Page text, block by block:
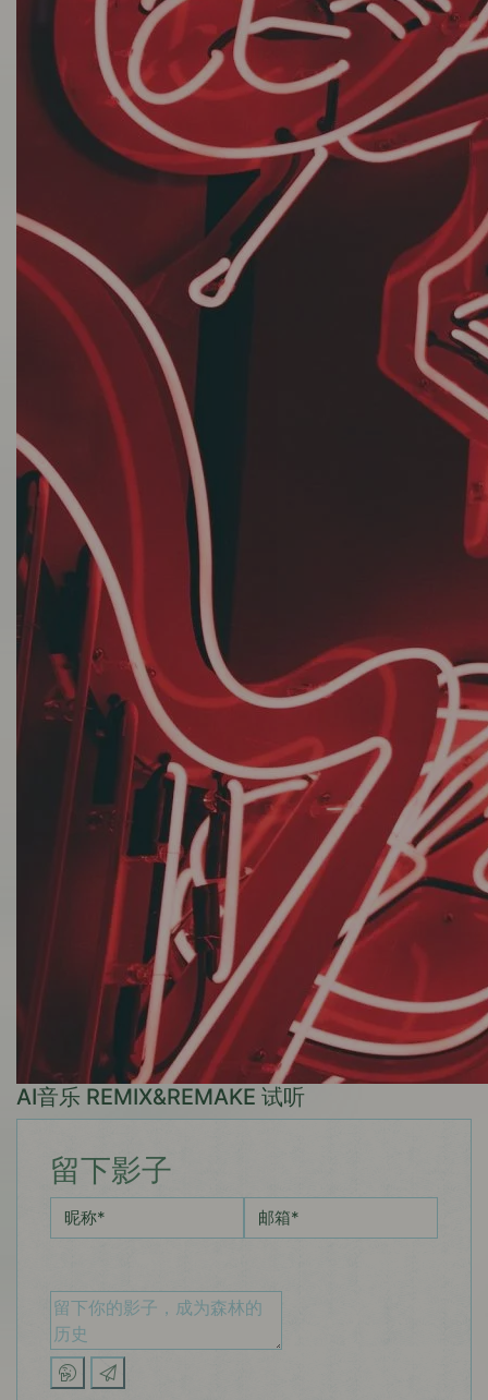
AI音乐 REMIX&REMAKE 试听
留下影子
昵称* 邮箱*